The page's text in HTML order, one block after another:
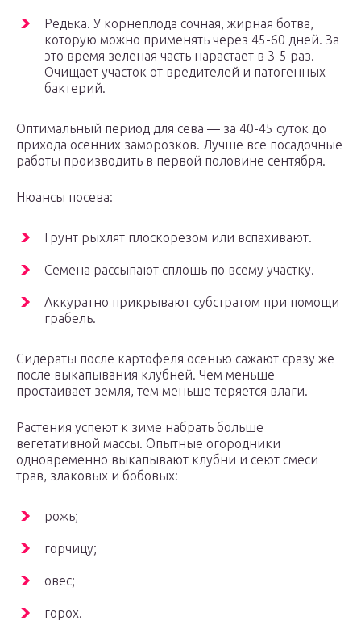
Редька. У корнеплода сочная, жирная ботва,
которую можно применять через 45-60 дней. За
это время зеленая часть нарастает в 3-5 раз.
Очищает участок от вредителей и патогенных
бактерий.
Оптимальный период для сева — за 40-45 суток до
прихода осенних заморозков. Лучше все посадочные
работы производить в первой половине сентября.
Нюансы посева:
Грунт рыхлят плоскорезом или вспахивают.
Семена рассыпают сплошь по всему участку.
Аккуратно прикрывают субстратом при помощи
грабель.
Сидераты после картофеля осенью сажают сразу же
после выкапывания клубней. Чем меньше
простаивает земля, тем меньше теряется влаги.
Растения успеют к зиме набрать больше
вегетативной массы. Опытные огородники
одновременно выкапывают клубни и сеют смеси
трав, злаковых и бобовых:
рожь;
горчицу;
овес;
горох.